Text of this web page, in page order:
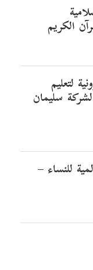
الكريم
لتعليم
لشركة سليمان
للنساء –